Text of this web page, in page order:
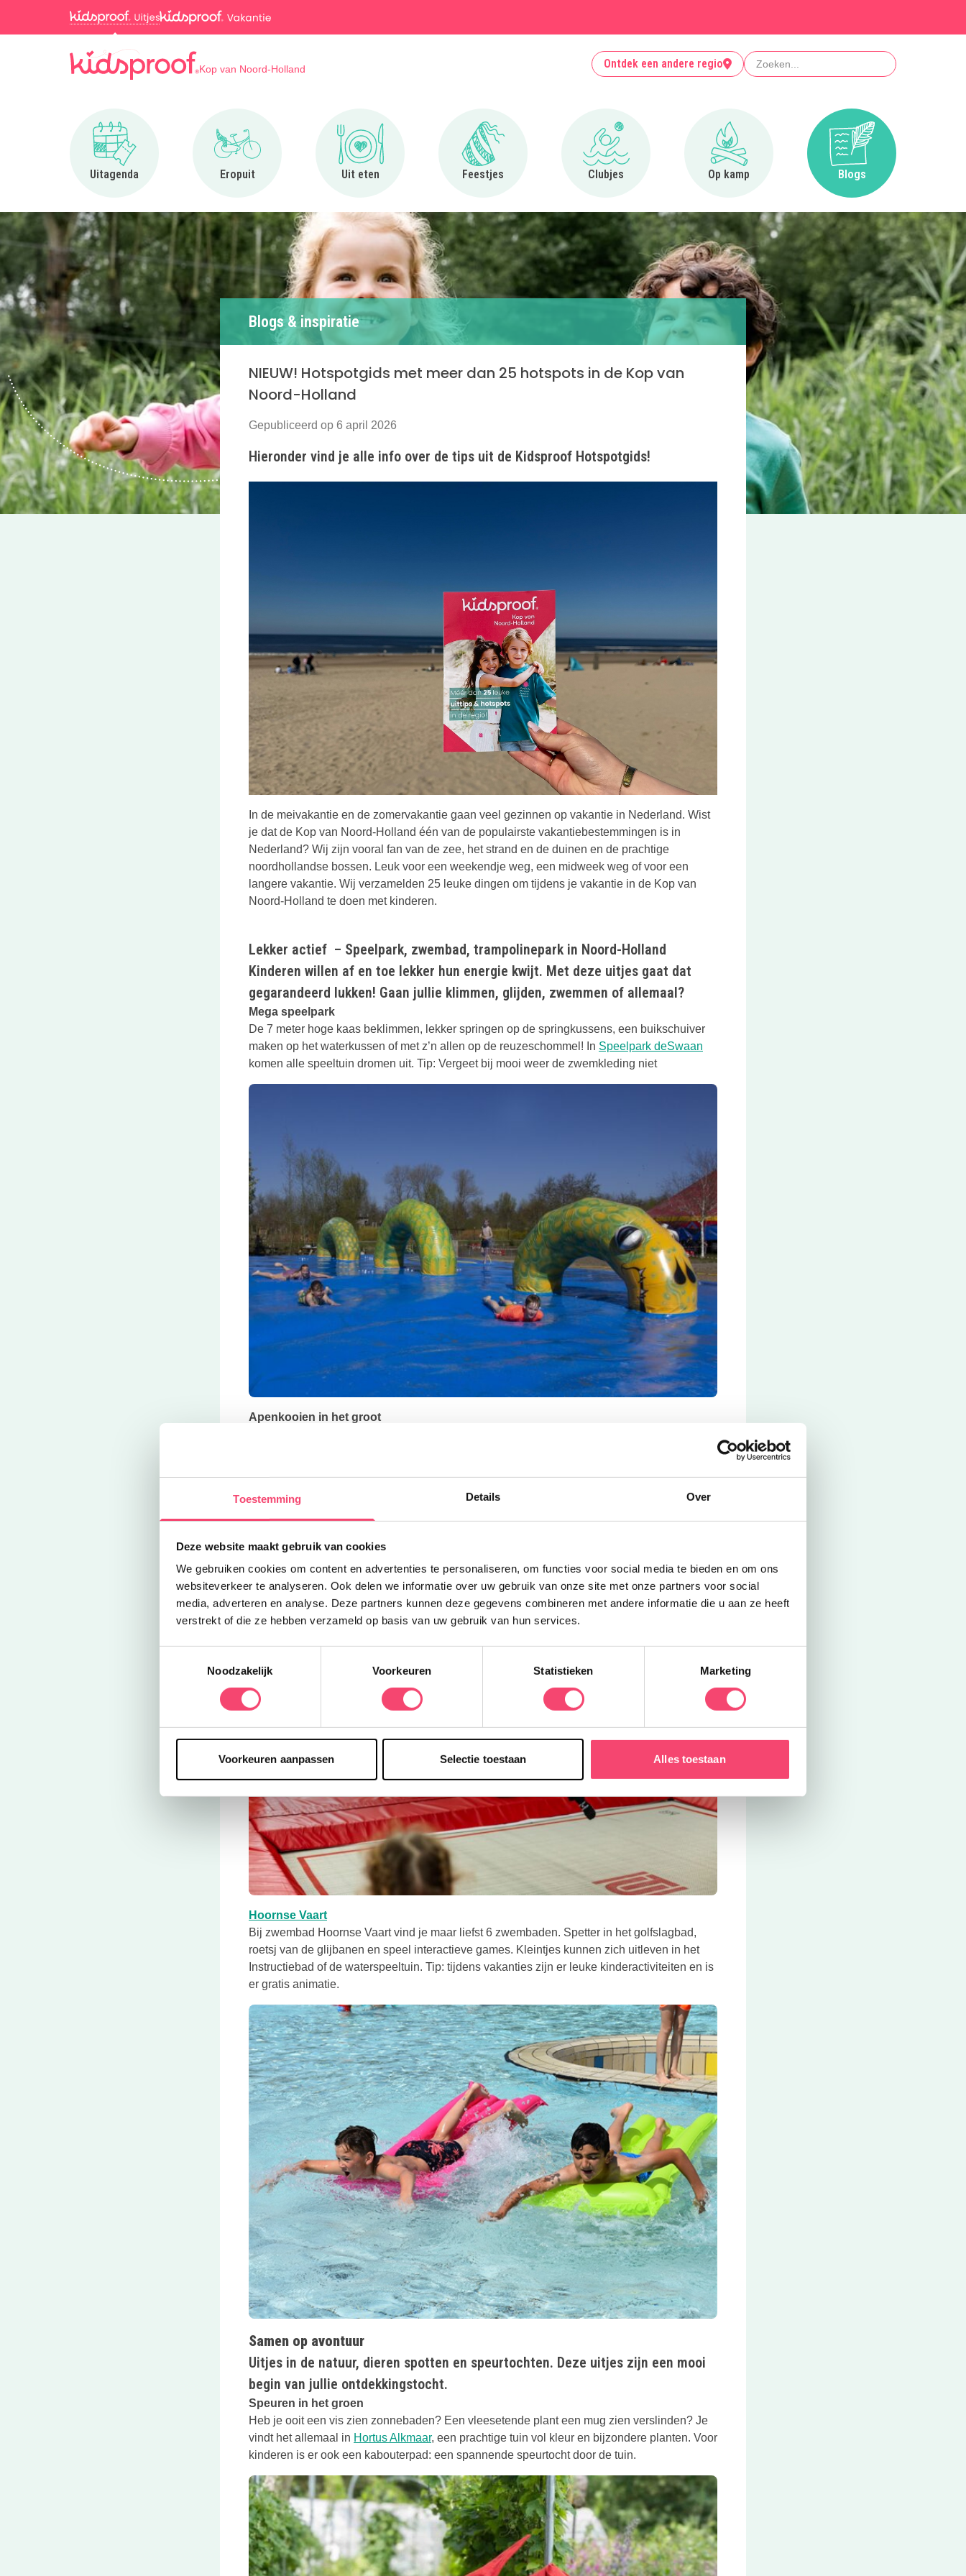
Toestemming Details Over
Deze website maakt gebruik van cookies
We gebruiken cookies om content en advertenties te personaliseren, om functies voor social media te bieden en om ons
websiteverkeer te analyseren. Ook delen we informatie over uw gebruik van onze site met onze partners voor social
media, adverteren en analyse. Deze partners kunnen deze gegevens combineren met andere informatie die u aan ze heeft
verstrekt of die ze hebben verzameld op basis van uw gebruik van hun services.
Noodzakelijk
Voorkeuren Statistieken Marketing
Voorkeuren aanpassen Selectie toestaan Alles toestaan
Kop van Noord-Holland Ontdek een andere regio Zoeken
Uitagenda
Ga naar Uitagenda
Eropuit
Ga naar Eropuit
Uit eten
Ga naar Uit eten
Feestjes
Ga naar Feestjes
Clubjes
Ga naar Clubjes
Op kamp
Ga naar Op kamp
Blogs
Ga naar Blogs
Blogs & inspiratie
NIEUW! Hotspotgids met meer dan 25 hotspots in de Kop van
Noord-Holland
Gepubliceerd op 6 april 2026
Hieronder vind je alle info over de tips uit de Kidsproof Hotspotgids!
In de meivakantie en de zomervakantie gaan veel gezinnen op vakantie in Nederland. Wist
je dat de Kop van Noord-Holland één van de populairste vakantiebestemmingen is in
Nederland? Wij zijn vooral fan van de zee, het strand en de duinen en de prachtige
noordhollandse bossen. Leuk voor een weekendje weg, een midweek weg of voor een
langere vakantie. Wij verzamelden 25 leuke dingen om tijdens je vakantie in de Kop van
Noord-Holland te doen met kinderen.
Lekker actief – Speelpark, zwembad, trampolinepark in Noord-Holland
Kinderen willen af en toe lekker hun energie kwijt. Met deze uitjes gaat dat
gegarandeerd lukken! Gaan jullie klimmen, glijden, zwemmen of allemaal?
Mega speelpark
De 7 meter hoge kaas beklimmen, lekker springen op de springkussens, een buikschuiver
maken op het waterkussen of met z’n allen op de reuzeschommel! In Speelpark deSwaan
komen alle speeltuin dromen uit. Tip: Vergeet bij mooi weer de zwemkleding niet
Apenkooien in het groot
Kom jumpen bijUrbanTrickz:
Hoornse Vaart
Bij zwembad Hoornse Vaart vind je maar liefst 6 zwembaden. Spetter in het golfslagbad,
roetsj van de glijbanen en speel interactieve games. Kleintjes kunnen zich uitleven in het
Instructiebad of de waterspeeltuin. Tip: tijdens vakanties zijn er leuke kinderactiviteiten en is
er gratis animatie.
Samen op avontuur
Uitjes in de natuur, dieren spotten en speurtochten. Deze uitjes zijn een mooi
begin van jullie ontdekkingstocht.
Speuren in het groen
Heb je ooit een vis zien zonnebaden? Een vleesetende plant een mug zien verslinden? Je
vindt het allemaal in Hortus Alkmaar, een prachtige tuin vol kleur en bijzondere planten. Voor
kinderen is er ook een kabouterpad: een spannende speurtocht door de tuin.